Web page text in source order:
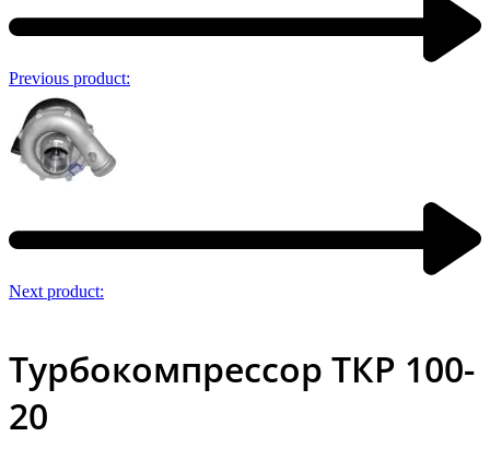
Previous product:
Next product:
Турбокомпрессор ТКР 100-
20